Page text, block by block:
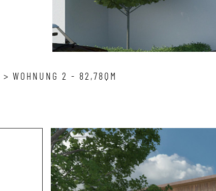
WOHNUNG 2 - 82,78QM